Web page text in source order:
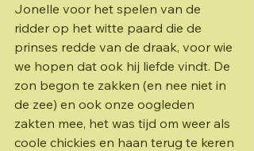
Jonelle voor het spelen van de
ridder op het witte paard die de
prinses redde van de draak, voor wie
we hopen dat ook hij liefde vindt. De
zon begon te zakken (en nee niet in
de zee) en ook onze oogleden
zakten mee, het was tijd om weer als
coole chickies en haan terug te keren